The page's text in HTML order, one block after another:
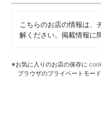
こちらのお店の情報は、
解ください。掲載情報に
※お気に入りのお店の保存に
ブラウザのプライベートモー